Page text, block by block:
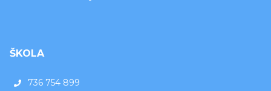
ŠKOLA
736 754 899